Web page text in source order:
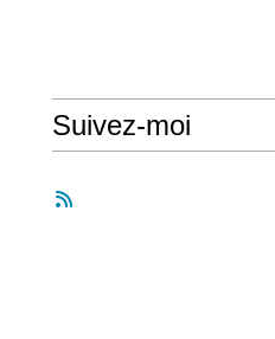
Suivez-moi